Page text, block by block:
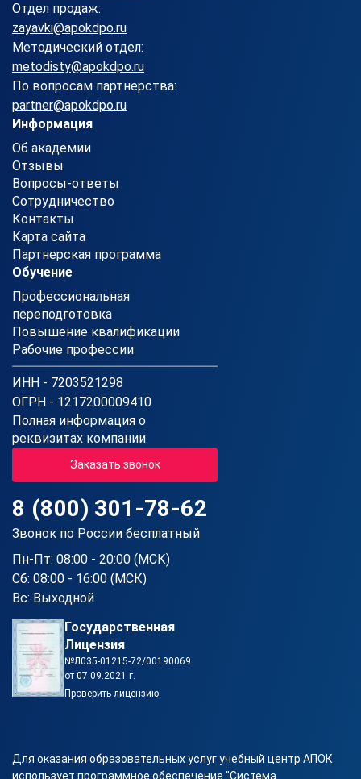
Отдел продаж:
zayavki@apokdpo.ru
Методический отдел:
metodisty@apokdpo.ru
По вопросам партнерства:
partner@apokdpo.ru
Информация
Об академии
Отзывы
Вопросы-ответы
Сотрудничество
Контакты
Карта сайта
Партнерская программа
Обучение
Профессиональная
переподготовка
Повышение квалификации
Рабочие профессии
ИНН - 7203521298
ОГРН - 1217200009410
Полная информация о
реквизитах компании
Заказать звонок
8 (800) 301-78-62
Звонок по России бесплатный
Пн-Пт: 08:00 - 20:00 (МСК)
Сб: 08:00 - 16:00 (МСК)
Вс: Выходной
Государственная
Лицензия
№Л035-01215-72/00190069
от 07.09.2021 г.
Проверить лицензию
Для оказания образовательных услуг учебный центр АПОК
использует программное обеспечение "Система